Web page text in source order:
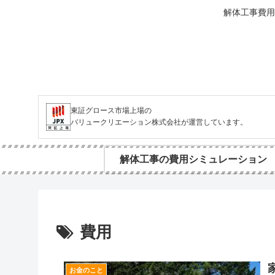
解体工事費
東証グロース市場上場の
バリュークリエーション株式会社が運営しています。
解体工事の費用シミュレーション
費用
お金のこと